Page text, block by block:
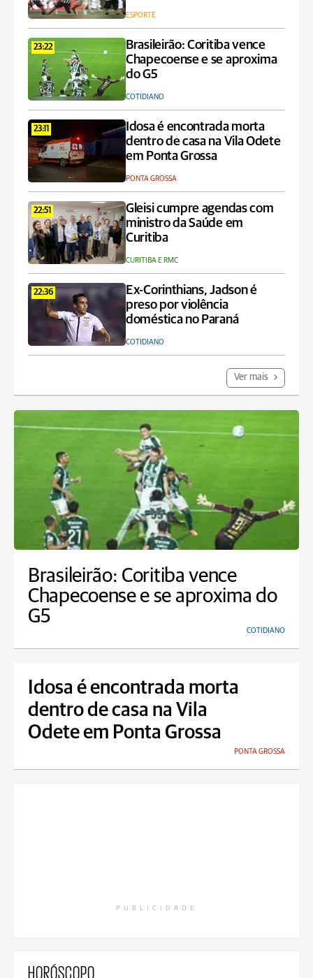
ESPORTE
23:22
Brasileirão: Coritiba vence
Chapecoense e se aproxima
do G5
COTIDIANO
23:11
Idosa é encontrada morta
dentro de casa na Vila Odete
em Ponta Grossa
PONTA GROSSA
22:51
Gleisi cumpre agendas com
ministro da Saúde em
Curitiba
CURITIBA E RMC
22:36
Ex-Corinthians, Jadson é
preso por violência
doméstica no Paraná
COTIDIANO
Ver mais
Brasileirão: Coritiba vence
Chapecoense e se aproxima do
G5
COTIDIANO
Idosa é encontrada morta
dentro de casa na Vila
Odete em Ponta Grossa
PONTA GROSSA
PUBLICIDADE
HORÓSCOPO